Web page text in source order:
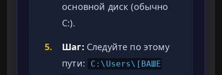
основной диск (обычно
C:).
5.
Шаг: Следуйте по этому
пути:
C:\Users\[ВАШЕ